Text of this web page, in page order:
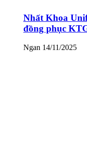
Nhất Khoa
đồng phục
Ngan 14/11/2025